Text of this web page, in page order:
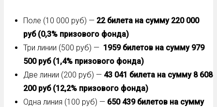
Поле (10 000 руб) — 22 билета на сумму 220 000
руб (0,3% призового фонда)
Три линии (500 руб) — 1959 билетов на сумму 979
500 руб(1,4% призового фонда)
Две линии (200 руб) — 43 041 билета на сумму 8 608
200 руб(12,2% призового фонда)
Одна линия (100 руб) — 650 439 билетов на сумму